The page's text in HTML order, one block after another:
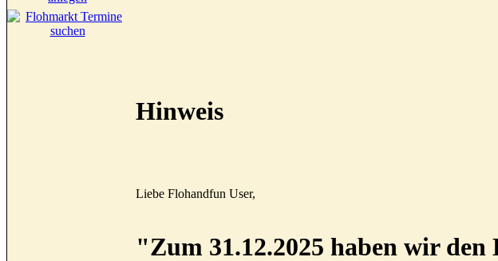
Hinweis
Liebe Flohandfun User,
"Zum 31.12.2025 haben wir den